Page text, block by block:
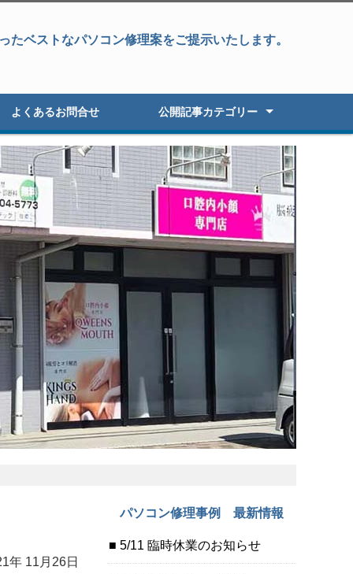
たベストなパソコン修理案をご提示いたします。
よくあるお問合せ 公開記事カテゴリー
パソコン修理
データ復旧&パソコン修理
データ復旧・復元
液晶パネル修理
パソコン高速化
オーダーパソコン
Windowsアップグレード
パソコン初期セットアップ
パソコン販売
年 11月26日
パソコン修理事例 最新情報
5/11 臨時休業のお知らせ